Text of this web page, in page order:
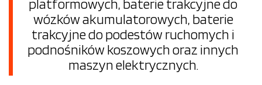
platformowych, baterie trakcyjne do
wózków akumulatorowych, baterie
trakcyjne do podestów ruchomych i
podnośników koszowych oraz innych
maszyn elektrycznych.